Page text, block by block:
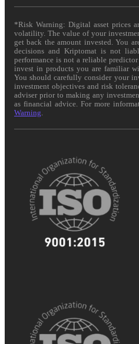
*Risk Warning: Digital asset prices
volatility. The value of your
get back the amount invested. You
decisions and Kriptomat is not
performance is not a reliable
invest in products you are familiar
You should carefully consider your
investment objectives and risk
adviser prior to making any
as financial advice. For more
Warning